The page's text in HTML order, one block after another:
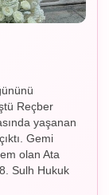
Reçber
yaşanan
Gemi
olan Ata
Sulh Hukuk